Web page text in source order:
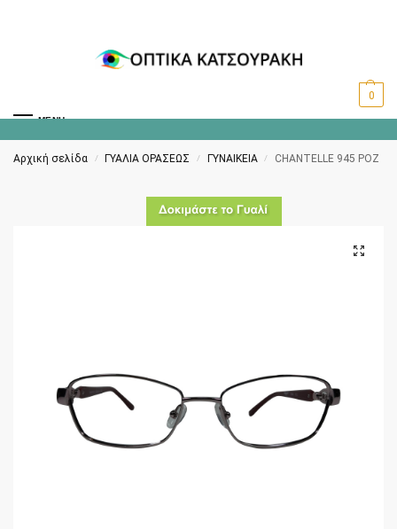
MENU
0
Αρχική σελίδα / ΓΥΑΛΙΑ ΟΡΑΣΕΩΣ / ΓΥΝΑΙΚΕΙΑ / CHANTELLE 945 ΡΟΖ